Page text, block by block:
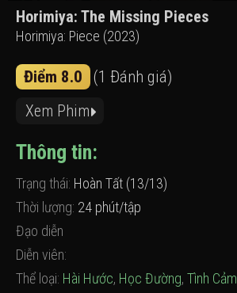
Horimiya: The Missing Pieces
Horimiya: Piece (2023)
Điểm 8.0 (1 Đánh giá)
Xem Phim
Thông tin:
Trạng thái: Hoàn Tất (13/13)
Thời lượng: 24 phút/tập
Đạo diễn
Diễn viên:
Thể loại: Hài Hước, Học Đường, Tình Cảm